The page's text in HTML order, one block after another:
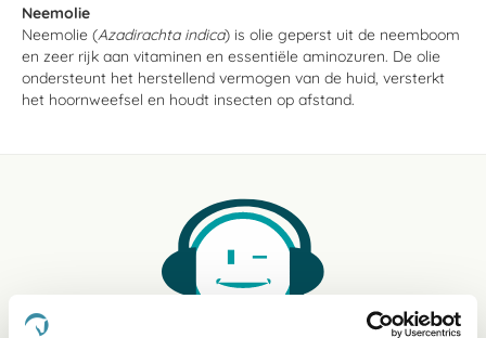
Neemolie
Neemolie (Azadirachta indica) is olie geperst uit de neemboom
en zeer rijk aan vitaminen en essentiële aminozuren. De olie
ondersteunt het herstellend vermogen van de huid, versterkt
het hoornweefsel en houdt insecten op afstand.